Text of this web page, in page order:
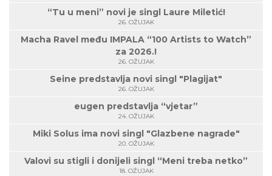
“Tu u meni” novi je singl Laure Miletić!
26. OŽUJAK
Macha Ravel među IMPALA “100 Artists to Watch”
za 2026.!
26. OŽUJAK
Seine predstavlja novi singl "Plagijat"
26. OŽUJAK
eugen predstavlja “vjetar”
24. OŽUJAK
Miki Solus ima novi singl "Glazbene nagrade"
20. OŽUJAK
Valovi su stigli i donijeli singl “Meni treba netko”
18. OŽUJAK